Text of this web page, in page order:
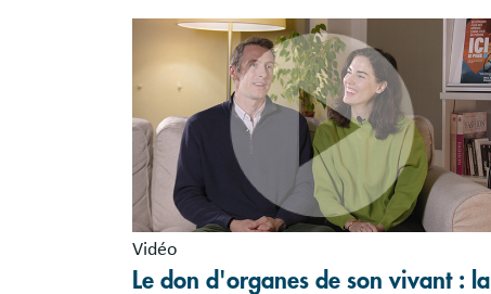
Vidéo
Le don d'organes de son vivant : la